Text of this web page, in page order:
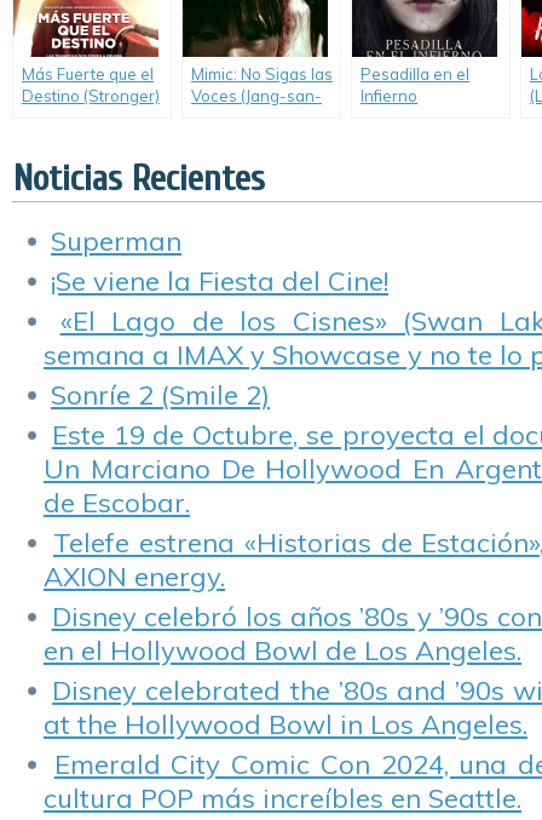
Más Fuerte que el
Destino (Stronger)
Mimic: No Sigas las
Voces (Jang-san-
Pesadilla en el
Infierno
Noticias Recientes
Superman
¡Se viene la Fiesta del Cine!
«El Lago de los Cisnes» (Swan
semana a IMAX y Showcase y no te lo
Sonríe 2 (Smile 2)
Este 19 de Octubre, se proyecta el
Un Marciano De Hollywood En
de Escobar.
Telefe estrena «Historias de
AXION energy.
Disney celebró los años ’80s y ’90s
en el Hollywood Bowl de Los Angeles.
Disney celebrated the ’80s and ’90s
at the Hollywood Bowl in Los Angeles.
Emerald City Comic Con 2024, una
cultura POP más increíbles en Seattle.